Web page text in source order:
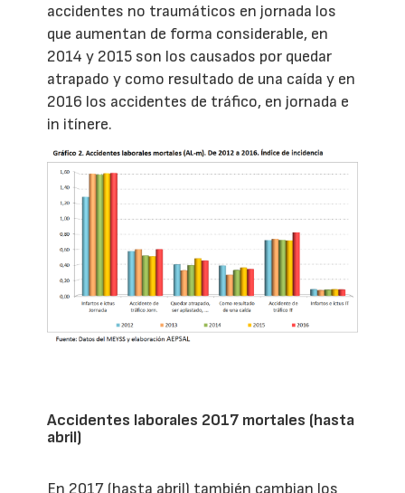
accidentes no traumáticos en jornada los
que aumentan de forma considerable, en
2014 y 2015 son los causados por quedar
atrapado y como resultado de una caída y en
2016 los accidentes de tráfico, en jornada e
in itínere.
Accidentes laborales 2017 mortales (hasta
abril)
En 2017 (hasta abril) también cambian los